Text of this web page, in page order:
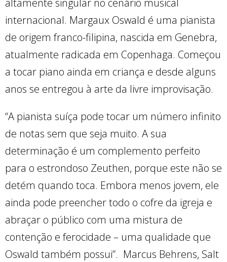
altamente singular no cenário musical
internacional. Margaux Oswald é uma pianista
de origem franco-filipina, nascida em Genebra,
atualmente radicada em Copenhaga. Começou
a tocar piano ainda em criança e desde alguns
anos se entregou à arte da livre improvisação.
“A pianista suíça pode tocar um número infinito
de notas sem que seja muito. A sua
determinação é um complemento perfeito
para o estrondoso Zeuthen, porque este não se
detém quando toca. Embora menos jovem, ele
ainda pode preencher todo o cofre da igreja e
abraçar o público com uma mistura de
contenção e ferocidade – uma qualidade que
Oswald também possui”. Marcus Behrens, Salt